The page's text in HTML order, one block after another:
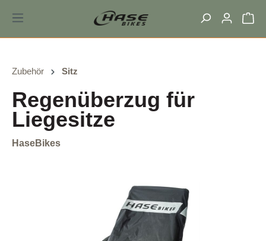
springen
Zubehör Sitz
Regenüberzug für
Liegesitze
HaseBikes